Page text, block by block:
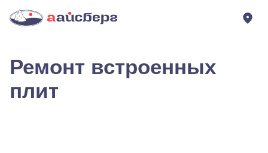
Ремонт встроенных
плит